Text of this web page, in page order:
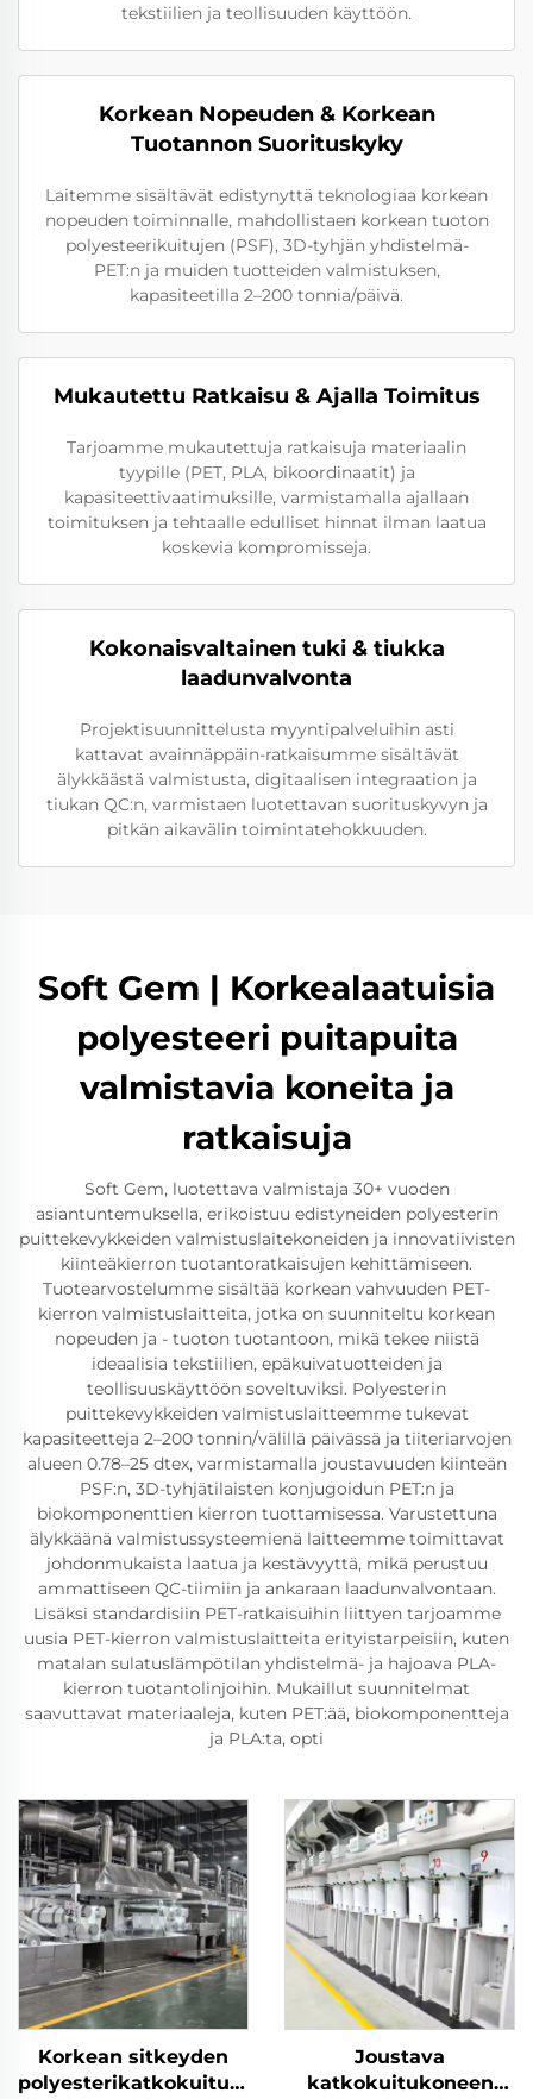
tekstiilien ja teollisuuden käyttöön.
Korkean Nopeuden & Korkean
Tuotannon Suorituskyky
Laitemme sisältävät edistynyttä teknologiaa korkean
nopeuden toiminnalle, mahdollistaen korkean tuoton
polyesteerikuitujen (PSF), 3D-tyhjän yhdistelmä-
PET:n ja muiden tuotteiden valmistuksen,
kapasiteetilla 2–200 tonnia/päivä.
Mukautettu Ratkaisu & Ajalla Toimitus
Tarjoamme mukautettuja ratkaisuja materiaalin
tyypille (PET, PLA, bikoordinaatit) ja
kapasiteettivaatimuksille, varmistamalla ajallaan
toimituksen ja tehtaalle edulliset hinnat ilman laatua
koskevia kompromisseja.
Kokonaisvaltainen tuki & tiukka
laadunvalvonta
Projektisuunnittelusta myyntipalveluihin asti
kattavat avainnäppäin-ratkaisumme sisältävät
älykkäästä valmistusta, digitaalisen integraation ja
tiukan QC:n, varmistaen luotettavan suorituskyvyn ja
pitkän aikavälin toimintatehokkuuden.
Soft Gem | Korkealaatuisia
polyesteeri puitapuita
valmistavia koneita ja
ratkaisuja
Soft Gem, luotettava valmistaja 30+ vuoden
asiantuntemuksella, erikoistuu edistyneiden polyesterin
puittekevykkeiden valmistuslaitekoneiden ja innovatiivisten
kiinteäkierron tuotantoratkaisujen kehittämiseen.
Tuotearvostelumme sisältää korkean vahvuuden PET-
kierron valmistuslaitteita, jotka on suunniteltu korkean
nopeuden ja - tuoton tuotantoon, mikä tekee niistä
ideaalisia tekstiilien, epäkuivatuotteiden ja
teollisuuskäyttöön soveltuviksi. Polyesterin
puittekevykkeiden valmistuslaitteemme tukevat
kapasiteetteja 2–200 tonnin/välillä päivässä ja tiiteriarvojen
alueen 0.78–25 dtex, varmistamalla joustavuuden kiinteän
PSF:n, 3D-tyhjätilaisten konjugoidun PET:n ja
biokomponenttien kierron tuottamisessa. Varustettuna
älykkäänä valmistussysteemienä laitteemme toimittavat
johdonmukaista laatua ja kestävyyttä, mikä perustuu
ammattiseen QC-tiimiin ja ankaraan laadunvalvontaan.
Lisäksi standardisiin PET-ratkaisuihin liittyen tarjoamme
uusia PET-kierron valmistuslaitteita erityistarpeisiin, kuten
matalan sulatuslämpötilan yhdistelmä- ja hajoava PLA-
kierron tuotantolinjoihin. Mukaillut suunnitelmat
saavuttavat materiaaleja, kuten PET:ää, biokomponentteja
ja PLA:ta, opti
Korkean sitkeyden
polyesterikatkokuitujen
Joustava
katkokuitukoneen